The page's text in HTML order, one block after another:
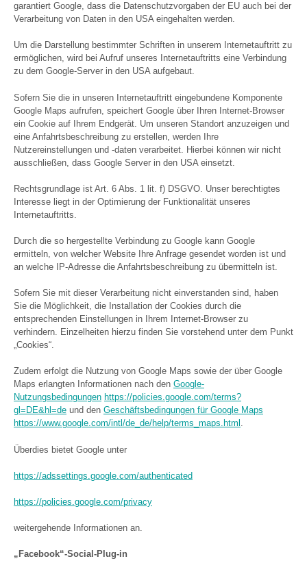
garantiert Google, dass die Datenschutzvorgaben der EU auch bei der
Verarbeitung von Daten in den USA eingehalten werden.
Um die Darstellung bestimmter Schriften in unserem Internetauftritt zu
ermöglichen, wird bei Aufruf unseres Internetauftritts eine Verbindung
zu dem Google-Server in den USA aufgebaut.
Sofern Sie die in unseren Internetauftritt eingebundene Komponente
Google Maps aufrufen, speichert Google über Ihren Internet-Browser
ein Cookie auf Ihrem Endgerät. Um unseren Standort anzuzeigen und
eine Anfahrtsbeschreibung zu erstellen, werden Ihre
Nutzereinstellungen und -daten verarbeitet. Hierbei können wir nicht
ausschließen, dass Google Server in den USA einsetzt.
Rechtsgrundlage ist Art. 6 Abs. 1 lit. f) DSGVO. Unser berechtigtes
Interesse liegt in der Optimierung der Funktionalität unseres
Internetauftritts.
Durch die so hergestellte Verbindung zu Google kann Google
ermitteln, von welcher Website Ihre Anfrage gesendet worden ist und
an welche IP-Adresse die Anfahrtsbeschreibung zu übermitteln ist.
Sofern Sie mit dieser Verarbeitung nicht einverstanden sind, haben
Sie die Möglichkeit, die Installation der Cookies durch die
entsprechenden Einstellungen in Ihrem Internet-Browser zu
verhindern. Einzelheiten hierzu finden Sie vorstehend unter dem Punkt
„Cookies“.
Zudem erfolgt die Nutzung von Google Maps sowie der über Google
Maps erlangten Informationen nach den Google-
Nutzungsbedingungen https://policies.google.com/terms?
gl=DE&hl=de und den Geschäftsbedingungen für Google Maps
https://www.google.com/intl/de_de/help/terms_maps.html .
Überdies bietet Google unter
https://adssettings.google.com/authenticated
https://policies.google.com/privacy
weitergehende Informationen an.
„Facebook“-Social-Plug-in